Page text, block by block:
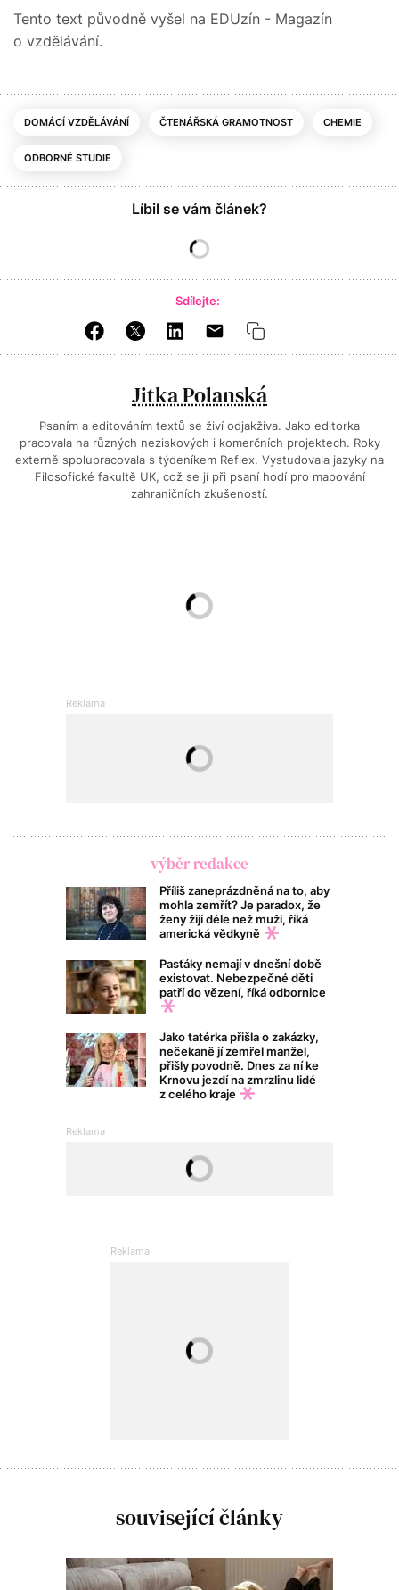
Tento text původně vyšel na EDUzín - Magazín
o vzdělávání.
DOMÁCÍ VZDĚLÁVÁNÍ ČTENÁŘSKÁ GRAMOTNOST CHEMIE
ODBORNÉ STUDIE
Líbil se vám článek?
Sdílejte:
Jitka Polanská
Psaním a editováním textů se živí odjakživa. Jako editorka
pracovala na různých neziskových i komerčních projektech. Roky
externě spolupracovala s týdeníkem Reflex. Vystudovala jazyky na
Filosofické fakultě UK, což se jí při psaní hodí pro mapování
zahraničních zkušeností.
výběr redakce
Příliš zaneprázdněná na to, aby
mohla zemřít? Je paradox, že
ženy žijí déle než muži, říká
americká vědkyně
Pasťáky nemají v dnešní době
existovat. Nebezpečné děti
patří do vězení, říká odbornice
Jako tatérka přišla o zakázky,
nečekaně jí zemřel manžel,
přišly povodně. Dnes za ní ke
Krnovu jezdí na zmrzlinu lidé
z celého kraje
související články